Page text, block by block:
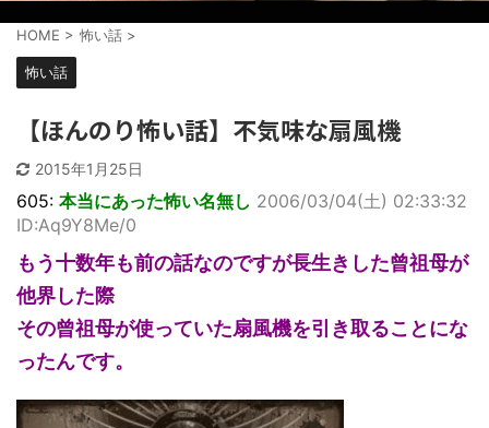
HOME > 怖い話 >
怖い話
【ほんのり怖い話】不気味な扇風機
2015年1月25日
605: 本当にあった怖い名無し 2006/03/04(土) 02:33:32
ID:Aq9Y8Me/0
もう十数年も前の話なのですが長生きした曾祖母が
他界した際
その曾祖母が使っていた扇風機を引き取ることにな
ったんです。